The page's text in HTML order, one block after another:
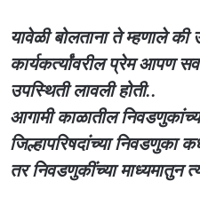
यावेळी बोलताना ते म्हणाले
कार्यकर्त्यांवरील प्रेम आपण
उपस्थिती लावली होती..
आगामी काळातील
जिल्हापरिषदांच्या निवडणुका
तर निवडणुकींच्या माध्यमातुन